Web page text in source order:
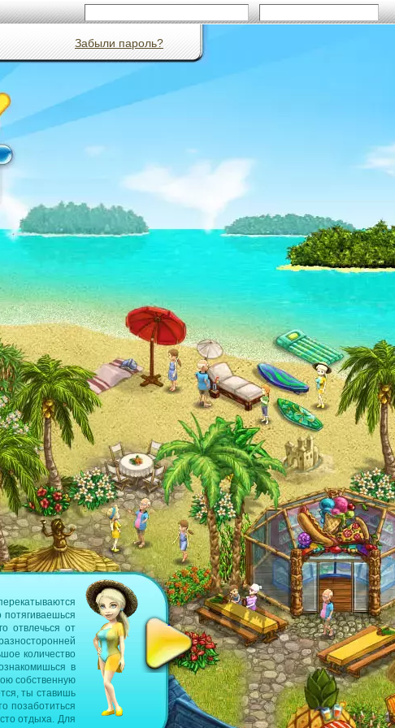
потягиваешься
отвлечься от
количество
в
собственную
ты ставишь
позаботиться
отдыха. Для
Позаботься о своих гостях в
В браузерной игре My Sunny Resort ты
курорт. Ты начинаешь потихоньку, и в
Ведь ты хочешь предложить своим гостям
репутацию райского уголока. При этом важно,
их оценки твоего отеля. В My Sunny Resort
увлекательной форме включает в себя как
менеджера в игре My Sunny Resort тебя
которые тебе нужно пройти. Сюжетные
обширнее мини-квестов, которые ты тоже
сам(а) можешь решать, как ты будешь строить
Забыли пароль?